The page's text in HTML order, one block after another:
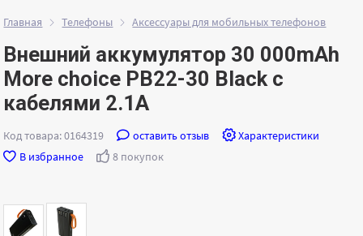
Главная Телефоны Аксессуары для мобильных телефонов
Внешний аккумулятор 30 000mAh
More choice PB22-30 Black с
кабелями 2.1A
Код товара: 0164319 оставить отзыв
Характеристики
В избранное
8 покупок